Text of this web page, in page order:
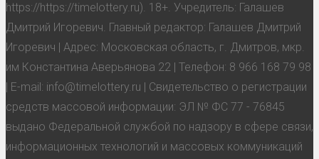
https://https://timelottery.ru). 18+. Учредитель: Галашев
Дмитрий Игоревич. Главный редактор: Галашев Дмитрий
Игоревич | Адрес: Московская область, г. Дмитров, мкр.
им Константина Аверьянова 22 | Телефон: 8 966 168 79 98
| E-mail: info@timelottery.ru | Свидетельство о регистрации
средств массовой информации: ЭЛ № ФС 77 - 76845
выдано Федеральной службой по надзору в сфере связи,
информационных технологий и массовых коммуникаций